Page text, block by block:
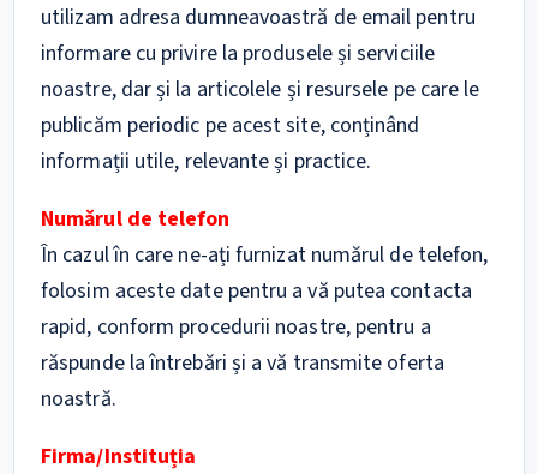
utilizam adresa dumneavoastră de email pentru
informare cu privire la produsele și serviciile
noastre, dar și la articolele și resursele pe care le
publicăm periodic pe acest site, conținând
informații utile, relevante și practice.
Numărul de telefon
În cazul în care ne-ați furnizat numărul de telefon,
folosim aceste date pentru a vă putea contacta
rapid, conform procedurii noastre, pentru a
răspunde la întrebări și a vă transmite oferta
noastră.
Firma/Instituția